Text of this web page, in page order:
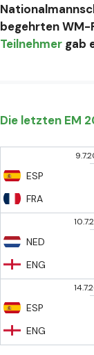
begehrten WM-
Teilnehmer gab
Die letzten EM
ESP
FRA
NED
ENG
ESP
ENG